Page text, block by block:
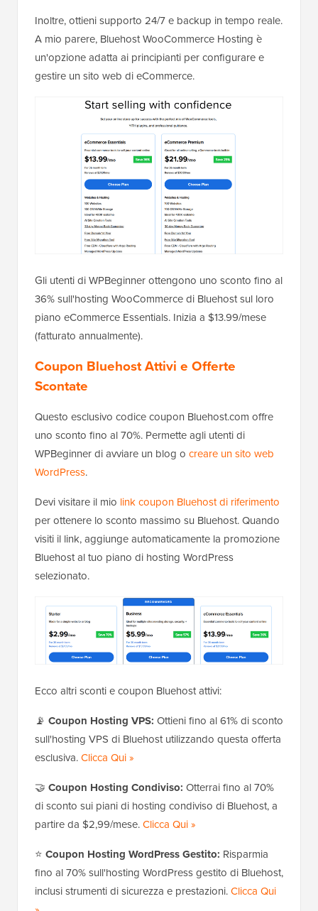
Inoltre, ottieni supporto 24/7 e backup in tempo reale.
A mio parere, Bluehost WooCommerce Hosting è
un'opzione adatta ai principianti per configurare e
gestire un sito web di eCommerce.
Gli utenti di WPBeginner ottengono uno sconto fino al
36% sull'hosting WooCommerce di Bluehost sul loro
piano eCommerce Essentials. Inizia a $13.99/mese
(fatturato annualmente).
Coupon Bluehost Attivi e Offerte
Scontate
Questo esclusivo codice coupon Bluehost.com offre
uno sconto fino al 70%. Permette agli utenti di
WPBeginner di avviare un blog o creare un sito web
WordPress.
Devi visitare il mio link coupon Bluehost di riferimento
per ottenere lo sconto massimo su Bluehost. Quando
visiti il link, aggiunge automaticamente la promozione
Bluehost al tuo piano di hosting WordPress
selezionato.
Ecco altri sconti e coupon Bluehost attivi:
📡 Coupon Hosting VPS: Ottieni fino al 61% di sconto
sull'hosting VPS di Bluehost utilizzando questa offerta
esclusiva.Clicca Qui »
🤝 Coupon Hosting Condiviso: Otterrai fino al 70%
di sconto sui piani di hosting condiviso di Bluehost, a
partire da $2,99/mese.Clicca Qui »
⭐ Coupon Hosting WordPress Gestito: Risparmia
fino al 70% sull'hosting WordPress gestito di Bluehost,
inclusi strumenti di sicurezza e prestazioni.Clicca Qui